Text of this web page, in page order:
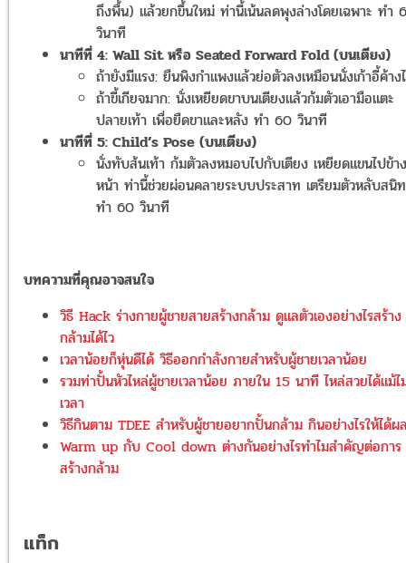
ถึงพื้น) แล้วยกขึ้นใหม่ ท่านี้เน้นลดพุงล่างโดยเฉพาะ ทำ
วินาที
นาทีที่ 4: Wall Sit หรือ Seated Forward Fold (บนเตียง)
ถ้ายังมีแรง: ยืนพิงกำแพงแล้วย่อตัวลงเหมือนนั่งเก้าอี้ค้าง
ถ้าขี้เกียจมาก: นั่งเหยียดขาบนเตียงแล้วก้มตัวเอามือแตะ
ปลายเท้า เพื่อยืดขาและหลัง ทำ 60 วินาที
นาทีที่ 5: Child’s Pose (บนเตียง)
นั่งทับส้นเท้า ก้มตัวลงหมอบไปกับเตียง เหยียดแขนไปข้าง
หน้า ท่านี้ช่วยผ่อนคลายระบบประสาท เตรียมตัวหลับสนิท
ทำ 60 วินาที
บทความที่คุณอาจสนใจ
วิธี Hack ร่างกายผู้ชายสายสร้างกล้าม ดูแลตัวเองอย่างไรสร้าง
กล้ามได้ไว
เวลาน้อยก็หุ่นดีได้ วิธีออกกำลังกายสำหรับผู้ชายเวลาน้อย
รวมท่าปั้นหัวไหล่ผู้ชายเวลาน้อย ภายใน 15 นาที ไหล่สวยได้แม้ไ
เวลา
วิธีกินตาม TDEE สำหรับผู้ชายอยากปั้นกล้าม กินอย่างไรให้ได้ผ
Warm up กับ Cool down ต่างกันอย่างไรทำไมสำคัญต่อการ
สร้างกล้าม
แท็ก